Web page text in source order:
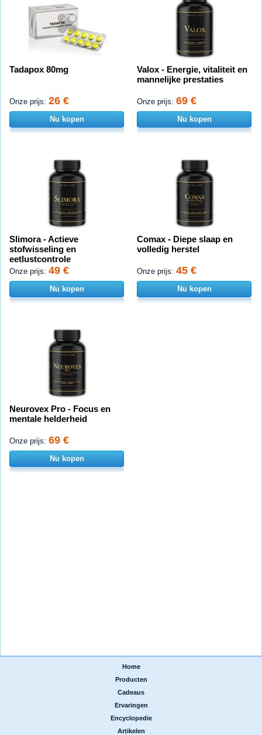
Tadapox 80mg
Onze prijs: 26 €
Nu kopen
Valox - Energie, vitaliteit en
mannelijke prestaties
Onze prijs: 69 €
Nu kopen
Slimora - Actieve
stofwisseling en
eetlustcontrole
Onze prijs: 49 €
Nu kopen
Comax - Diepe slaap en
volledig herstel
Onze prijs: 45 €
Nu kopen
Neurovex Pro - Focus en
mentale helderheid
Onze prijs: 69 €
Nu kopen
Home
Producten
Cadeaus
Ervaringen
Encyclopedie
Artikelen